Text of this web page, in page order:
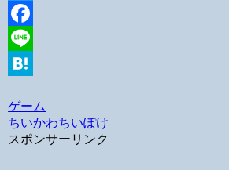
Twitter
Facebook
Line
ゲーム
ちいかわちいぽけ
スポンサーリンク